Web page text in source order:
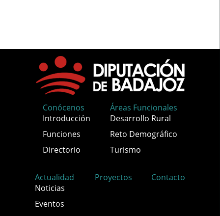
Conócenos
Introducción
Funciones
Directorio
Áreas Funcionales
Desarrollo Rural
Reto Demográfico
Turismo
Actualidad
Noticias
Eventos
Proyectos Contacto